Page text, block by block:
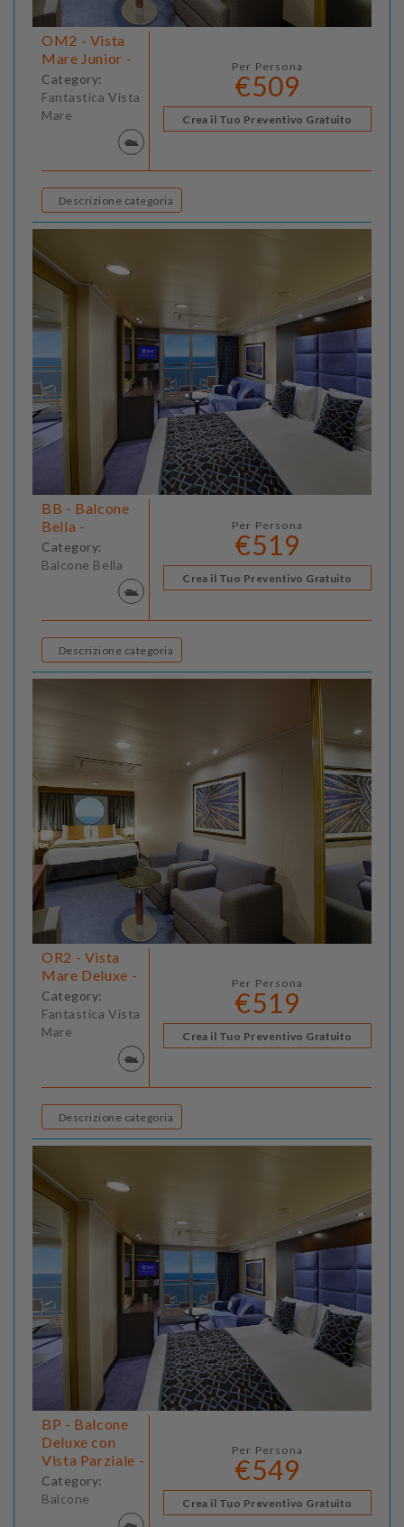
OM2 - Vista
Mare Junior -
Category:
Fantastica Vista
Mare
Per Persona
€509
Crea il Tuo Preventivo Gratuito
Descrizione categoria
BB - Balcone
Bella -
Category:
Balcone Bella
Per Persona
€519
Crea il Tuo Preventivo Gratuito
Descrizione categoria
OR2 - Vista
Mare Deluxe -
Category:
Fantastica Vista
Mare
Per Persona
€519
Crea il Tuo Preventivo Gratuito
Descrizione categoria
BP - Balcone
Deluxe con
Vista Parziale -
Category:
Balcone
Per Persona
€549
Crea il Tuo Preventivo Gratuito